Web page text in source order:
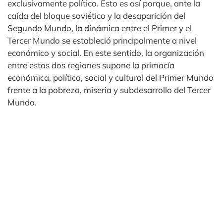
exclusivamente político. Esto es así porque, ante la
caída del bloque soviético y la desaparición del
Segundo Mundo, la dinámica entre el Primer y el
Tercer Mundo se estableció principalmente a nivel
económico y social. En este sentido, la organización
entre estas dos regiones supone la primacía
económica, política, social y cultural del Primer Mundo
frente a la pobreza, miseria y subdesarrollo del Tercer
Mundo.